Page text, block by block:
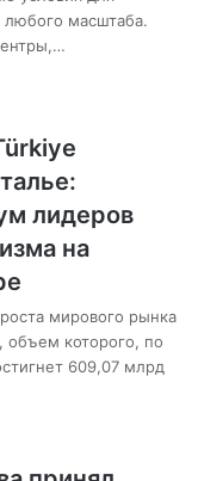
масштаба.
лидеров
на
мирового рынка
объем которого, по
609,07 млрд